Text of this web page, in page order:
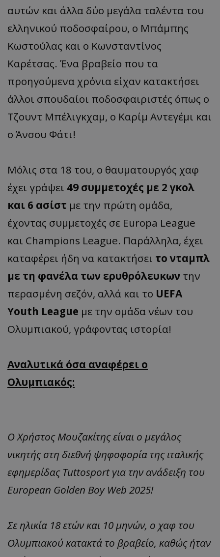
αυτών και άλλα δύο μεγάλα ταλέντα του
ελληνικού ποδοσφαίρου, ο Μπάμπης
Κωστούλας και ο Κωνσταντίνος
Καρέτσας. Ένα βραβείο που τα
προηγούμενα χρόνια είχαν κατακτήσει
άλλοι σπουδαίοι ποδοσφαιριστές όπως ο
Τζουντ Μπέλιγκχαμ, ο Καρίμ Αντεγέμι και
ο Άνσου Φάτι!
Μόλις στα 18 του, ο θαυματουργός χαφ
έχει γράψει 49 συμμετοχές με 2 γκολ
και 6 ασίστ με την πρώτη ομάδα,
έχοντας συμμετοχές σε Europa League
και Champions League. Παράλληλα, έχει
καταφέρει ήδη να κατακτήσει το νταμπλ
με τη φανέλα των ερυθρόλευκων την
περασμένη σεζόν, αλλά και το UEFA
Youth League με την ομάδα νέων του
Ολυμπιακού, γράφοντας ιστορία!
Αναλυτικά όσα αναφέρει ο
Ολυμπιακός:
Ο Χρήστος Μουζακίτης είναι ο μεγάλος
νικητής στη διεθνή ψηφοφορία της ιταλικής
εφημερίδας Tuttosport για την ανάδειξη του
European Golden Boy Web 2025!
Σε ηλικία 18 ετών και 10 μηνών, ο χαφ του
Ολυμπιακού κατακτά το βραβείο, καθώς ήταν